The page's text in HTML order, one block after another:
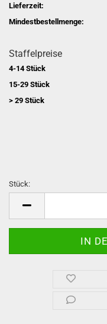
Lieferzeit:
Mindestbestellmenge:
Staffelpreise
4-14 Stück
15-29 Stück
> 29 Stück
Stück: